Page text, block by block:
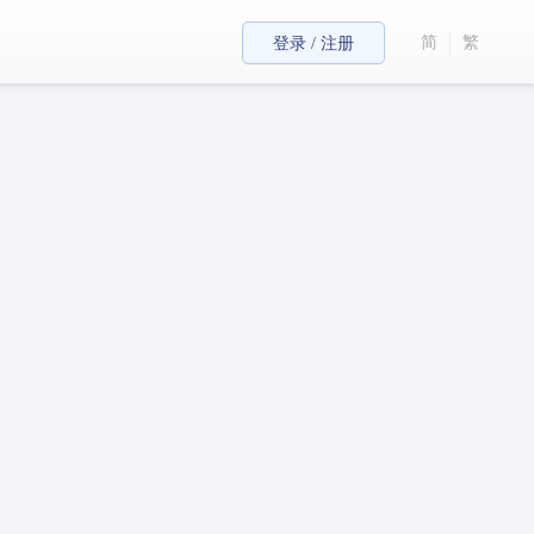
登录 / 注册 简 繁